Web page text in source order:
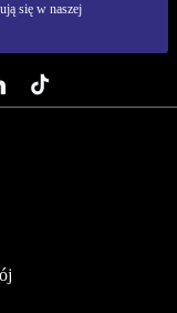
się w naszej